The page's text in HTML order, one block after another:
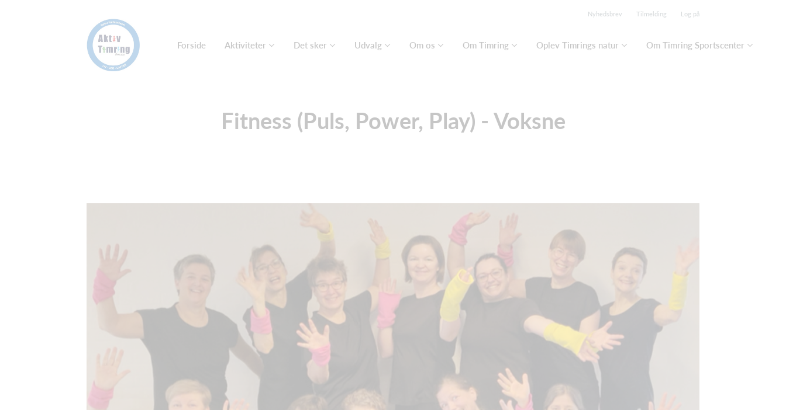
Nyhedsbrev Tilmelding Log på
Forside Aktiviteter Det sker Udvalg Om os Om Timring Oplev Timrings natur Om Timring Sportscenter
Fitness (Puls, Power, Play) - Voksne